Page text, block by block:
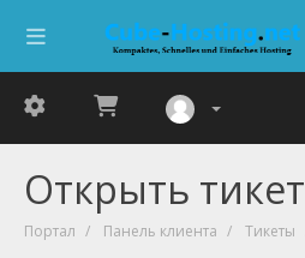
Открыть тикет
Портал Панель клиента Тикеты